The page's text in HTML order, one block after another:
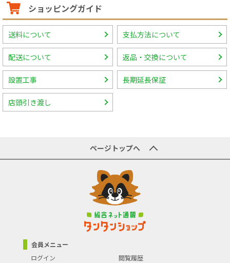
ショッピングガイド
送料について 支払方法について
配送について 返品・交換について
設置工事 長期延長保証
店頭引き渡し
ページトップへ
会員メニュー
ログイン
閲覧履歴